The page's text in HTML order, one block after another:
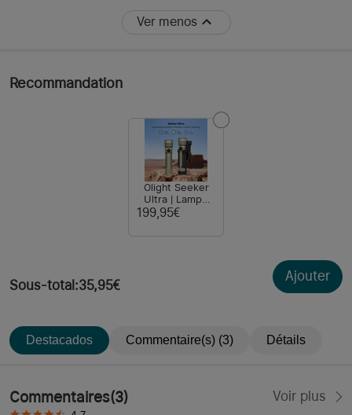
Ver menos
Recommandation
Olight Seeker
Ultra | Lampe
Torche
Rechargeable
199,95€
Sous-total:35,95€
Ajouter
Destacados Commentaire(s) (3) Détails
Commentaires(3) Voir plus